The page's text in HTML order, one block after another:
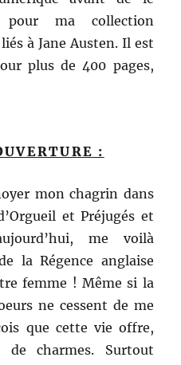
ma collection
à Jane Austen. Il est
plus de 400 pages,
:
mon chagrin dans
et Préjugés et
me voilà
la Régence anglaise
femme ! Même si la
ne cessent de me
que cette vie offre,
charmes. Surtout